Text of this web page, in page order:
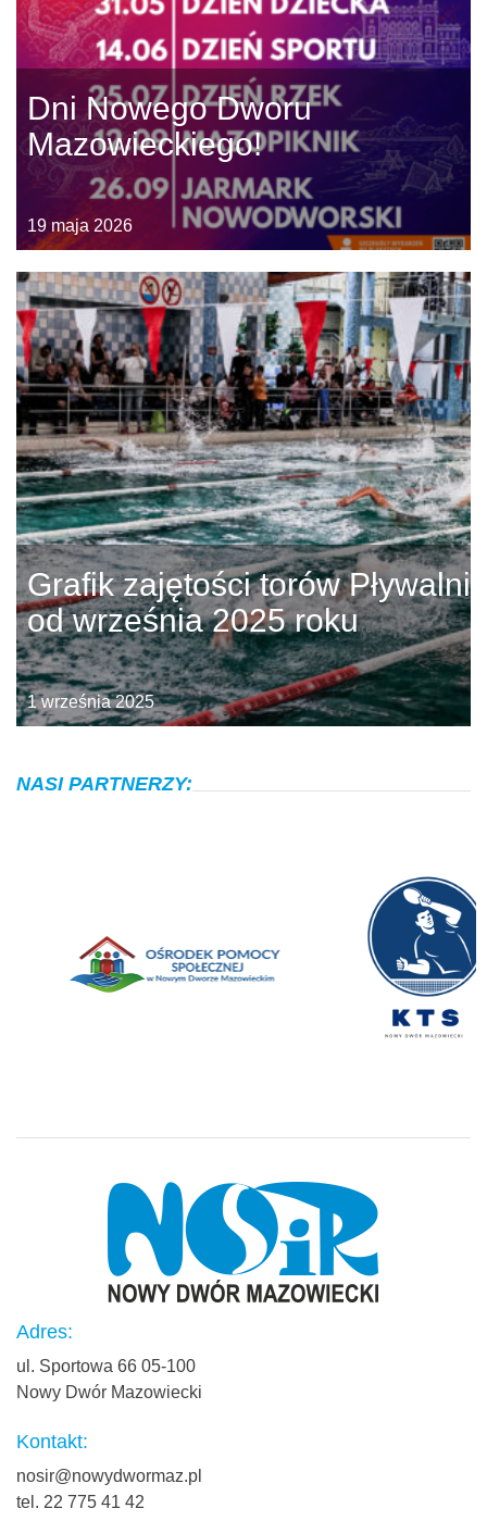
Dni Nowego Dworu
Mazowieckiego!
19 maja 2026
Grafik zajętości torów Pływalni
od września 2025 roku
1 września 2025
NASI PARTNERZY:
Adres:
ul. Sportowa 66 05-100
Nowy Dwór Mazowiecki
Kontakt:
nosir@nowydwormaz.pl
tel. 22 775 41 42